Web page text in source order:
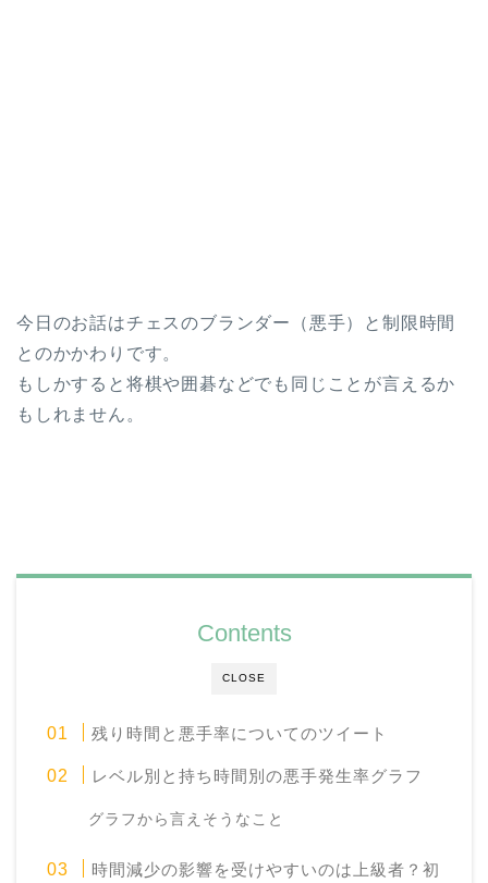
今日のお話はチェスのブランダー（悪手）と制限時間
とのかかわりです。
もしかすると将棋や囲碁などでも同じことが言えるか
もしれません。
CLOSE
Contents
残り時間と悪手率についてのツイート
レベル別と持ち時間別の悪手発生率グラフ
グラフから言えそうなこと
時間減少の影響を受けやすいのは上級者？初